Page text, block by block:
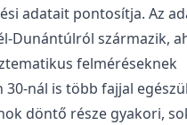
adatait pontosítja. Az
Dunántúlról származik,
felméréseknek
30-nál is több fajjal
döntő része gyakori,